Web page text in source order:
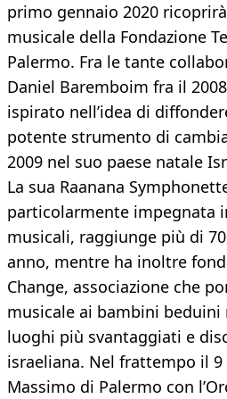
primo gennaio 2020
musicale della Fondazione
Palermo. Fra le tante
Daniel Baremboim fra il
ispirato nell’idea di
potente strumento di
2009 nel suo paese natale
La sua Raanana
particolarmente impegnata
musicali, raggiunge più di
anno, mentre ha inoltre
Change, associazione che
musicale ai bambini beduini
luoghi più svantaggiati e
israeliana. Nel frattempo il 9
Massimo di Palermo con